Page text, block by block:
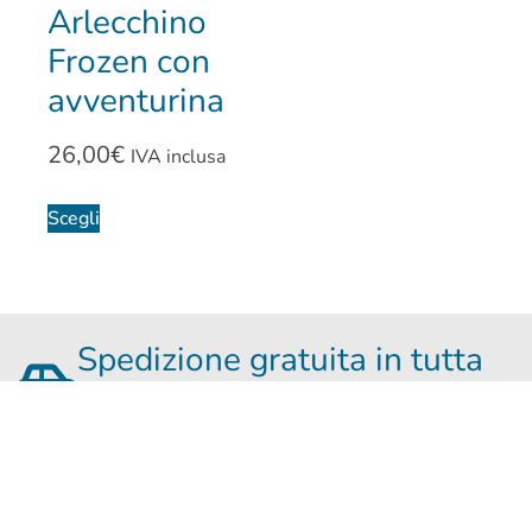
Arlecchino
Frozen con
avventurina
26,00€ IVA inclusa
Scegli
Spedizione gratuita in tutta